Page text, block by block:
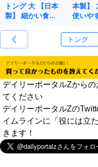
トング 大 【日本
製】 細かい食…
本製】
使いや
デイリーポータルZから
てください
デイリーポータルZの
イムラインに「役には立
きます！